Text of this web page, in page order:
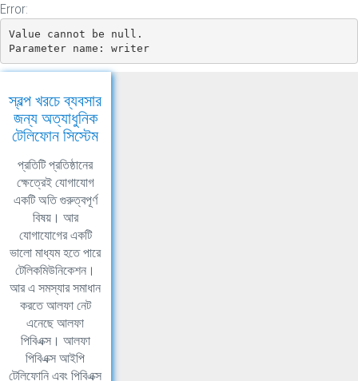
Error:
Value cannot be null.
Parameter name: writer
স্বল্প খরচে ব্যবসার
জন্য অত্যাধুনিক
টেলিফোন সিস্টেম
প্রতিটি প্রতিষ্ঠানের
ক্ষেত্রেই যোগাযোগ
একটি অতি গুরুত্বপূর্ণ
বিষয়। আর
যোগাযোগের একটি
ভালো মাধ্যম হতে পারে
টেলিকমিউনিকেশন।
আর এ সমস্যার সমাধান
করতে আলফা নেট
এনেছে আলফা
পিবিএক্স। আলফা
পিবিএক্স আইপি
টেলিফোনি এবং পিবিএক্স